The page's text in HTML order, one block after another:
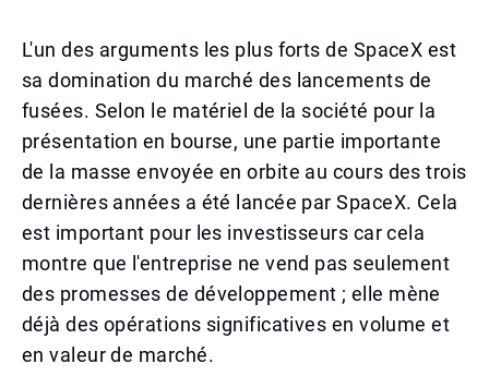
L'un des arguments les plus forts de SpaceX est
sa domination du marché des lancements de
fusées. Selon le matériel de la société pour la
présentation en bourse, une partie importante
de la masse envoyée en orbite au cours des trois
dernières années a été lancée par SpaceX. Cela
est important pour les investisseurs car cela
montre que l'entreprise ne vend pas seulement
des promesses de développement ; elle mène
déjà des opérations significatives en volume et
en valeur de marché.